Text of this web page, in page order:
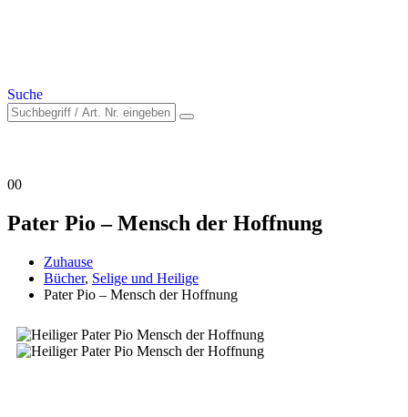
Suche
00
Pater Pio – Mensch der Hoffnung
Zuhause
Bücher, Selige und Heilige
Pater Pio – Mensch der Hoffnung